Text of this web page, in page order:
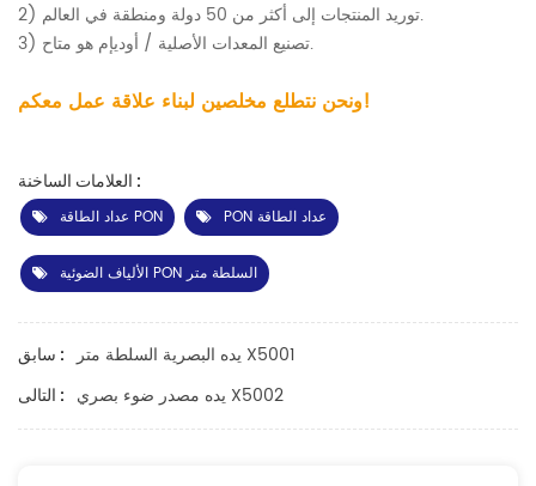
2) توريد المنتجات إلى أكثر من 50 دولة ومنطقة في العالم.
3) تصنيع المعدات الأصلية / أوديإم هو متاح.
ونحن نتطلع مخلصين لبناء علاقة عمل معكم!
العلامات الساخنة :
عداد الطاقة PON
PON عداد الطاقة
الألياف الضوئية PON السلطة متر
سابق : يده البصرية السلطة متر X5001
التالى : يده مصدر ضوء بصري X5002